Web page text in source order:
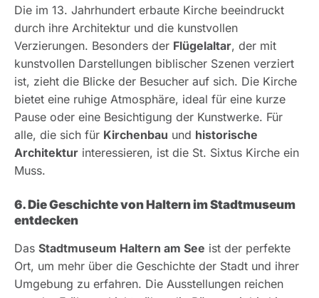
Die im 13. Jahrhundert erbaute Kirche beeindruckt
durch ihre Architektur und die kunstvollen
Verzierungen. Besonders der Flügelaltar, der mit
kunstvollen Darstellungen biblischer Szenen verziert
ist, zieht die Blicke der Besucher auf sich. Die Kirche
bietet eine ruhige Atmosphäre, ideal für eine kurze
Pause oder eine Besichtigung der Kunstwerke. Für
alle, die sich für Kirchenbau und historische
Architektur interessieren, ist die St. Sixtus Kirche ein
Muss.
6. Die Geschichte von Haltern im Stadtmuseum
entdecken
Das Stadtmuseum Haltern am See ist der perfekte
Ort, um mehr über die Geschichte der Stadt und ihrer
Umgebung zu erfahren. Die Ausstellungen reichen